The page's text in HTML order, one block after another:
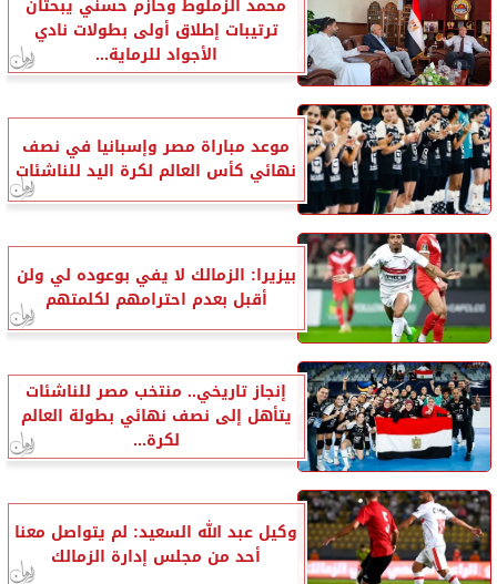
محمد الزملوط وحازم حسني يبحثان
ترتيبات إطلاق أولى بطولات نادي
الأجواد للرماية...
موعد مباراة مصر وإسبانيا في نصف
نهائي كأس العالم لكرة اليد للناشئات
بيزيرا: الزمالك لا يفي بوعوده لي ولن
أقبل بعدم احترامهم لكلمتهم
إنجاز تاريخي.. منتخب مصر للناشئات
يتأهل إلى نصف نهائي بطولة العالم
لكرة...
وكيل عبد الله السعيد: لم يتواصل معنا
أحد من مجلس إدارة الزمالك